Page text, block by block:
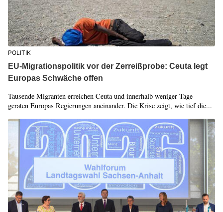
POLITIK
EU-Migrationspolitik vor der Zerreißprobe: Ceuta legt
Europas Schwäche offen
Tausende Migranten erreichen Ceuta und innerhalb weniger Tage
geraten Europas Regierungen aneinander. Die Krise zeigt, wie tief die...